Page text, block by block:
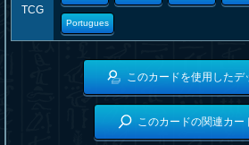
TCG
Portugues
このカードを使用したデ
このカードの関連カー